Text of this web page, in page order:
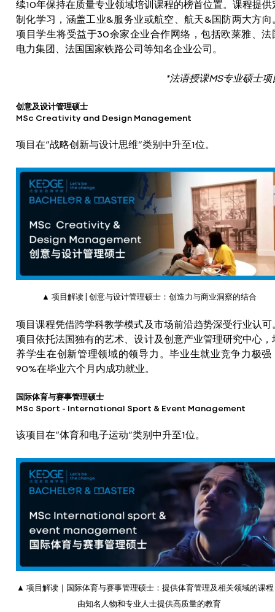
续10年保持在质量专业领域培训课程的榜首位置。课程提供
制化学习，涵盖工业&服务业或航空、航天&国防两大方向
项目学生将受益于30余家企业合作网络，包括欧莱雅、法
电力集团、法国国家铁路公司等知名企业公司。
*法语授课MS专业硕士项
创意及设计管理硕士
MSc Creativity and Design Management
项目在“战略创新与设计思维”类别中升至1位。
▲ 项目解读 | 创意与设计管理硕士：创造力与商业洞察的结合
项目课程凭借跨学科教学模式及市场前沿趋势深受行业认可
项目依托法国独有的艺术、设计及创意产业管理研究中心，
养学生在创新管理领域的领导力。毕业生就业竞争力极强
90%在毕业六个月内成功就业。
国际体育与赛事管理硕士
MSc Sport - International Sport & Event Management
该项目在“体育和电子运动”类别中升至1位。
▲ 项目解读｜国际体育与赛事管理硕士：提供体育管理及相关领域的课程
由知名人物和专业人士提供高质量的教育